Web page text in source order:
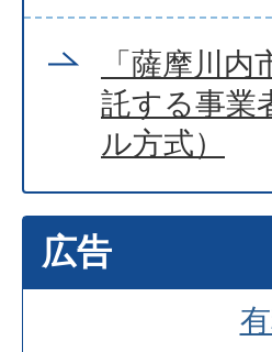
「薩摩川
託する事業
ル方式）
広告